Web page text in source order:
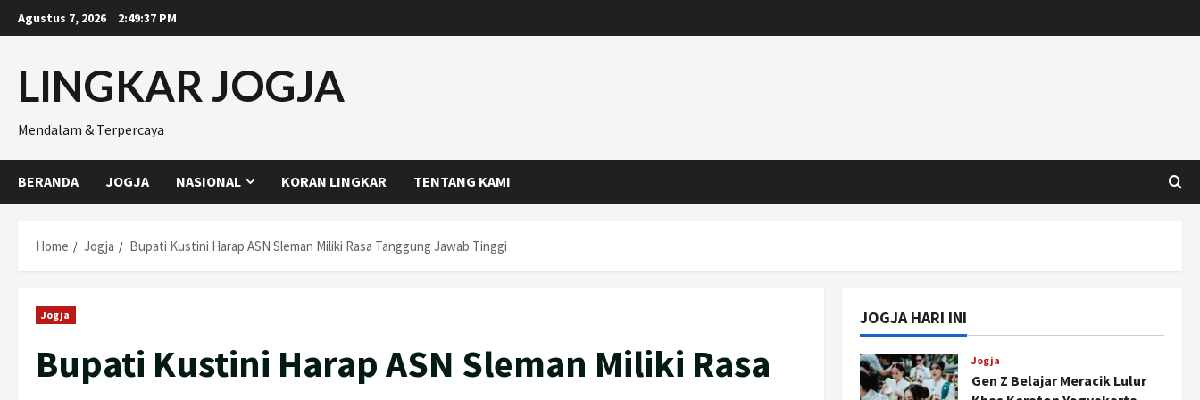
Skip
to
Agustus 7, 2026 2:49:38 PM
LINGKAR JOGJA
Mendalam & Terpercaya
BERANDA JOGJA NASIONAL KORAN LINGKAR TENTANG KAMI
Home Jogja Bupati Kustini Harap ASN Sleman Miliki Rasa Tanggung Jawab Tinggi
Jogja
Bupati Kustini Harap ASN Sleman Miliki Rasa
JOGJA HARI INI
Jogja
Gen Z Belajar Meracik Lulur